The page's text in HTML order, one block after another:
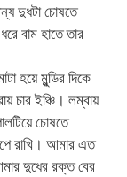
দুধটা চোষতে
বাম হাতে তার
হয়ে মুন্ডির দিকে
চার ইঞ্চি। লম্বায়
চোষতে
রাখি। আমার এত
দুধের রক্ত বের